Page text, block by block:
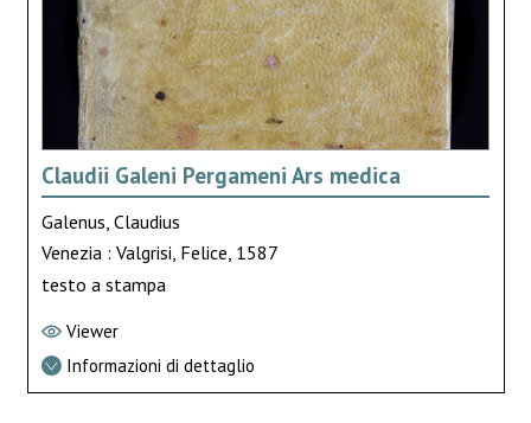
Claudii Galeni Pergameni Ars medica
Galenus, Claudius
Venezia : Valgrisi, Felice, 1587
testo a stampa
Viewer
Informazioni di dettaglio